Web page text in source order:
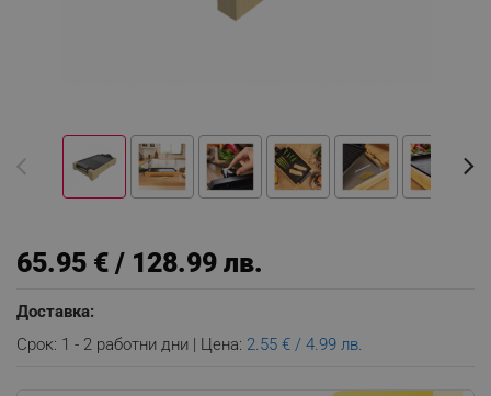
65.95 € / 128.99 лв.
Доставка:
Срок: 1 - 2 работни дни | Цена: 2.55 € / 4.99 лв.